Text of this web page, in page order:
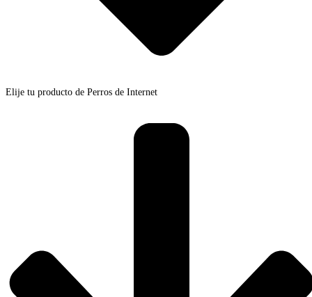
Elije tu producto de Perros de Internet